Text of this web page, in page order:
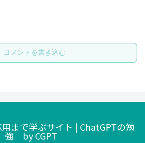
コメントを書き込む
まで学ぶサイト | ChatGPTの勉
強 by CGPT